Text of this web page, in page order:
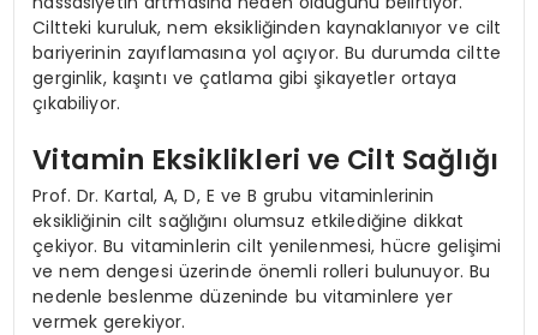
Ciltteki kuruluk, nem eksikliğinden kaynaklanıyor ve cilt
bariyerinin zayıflamasına yol açıyor. Bu durumda ciltte
gerginlik, kaşıntı ve çatlama gibi şikayetler ortaya
çıkabiliyor.
Vitamin Eksiklikleri ve Cilt Sağlığı
Prof. Dr. Kartal, A, D, E ve B grubu vitaminlerinin
eksikliğinin cilt sağlığını olumsuz etkilediğine dikkat
çekiyor. Bu vitaminlerin cilt yenilenmesi, hücre gelişimi
ve nem dengesi üzerinde önemli rolleri bulunuyor. Bu
nedenle beslenme düzeninde bu vitaminlere yer
vermek gerekiyor.